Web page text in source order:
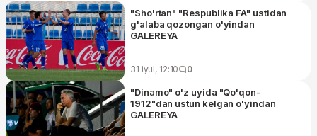
"Sho'rtan" "Respublika FA" ustidan
g'alaba qozongan o'yindan
GALEREYA
31 iyul, 12:10 0
"Dinamo" o'z uyida "Qo'qon-
1912"dan ustun kelgan o'yindan
GALEREYA